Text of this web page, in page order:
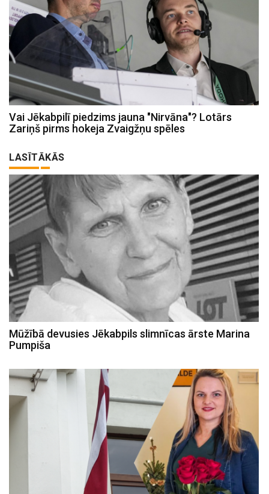
Vai Jēkabpilī piedzims jauna "Nirvāna"? Lotārs
Zariņš pirms hokeja Zvaigžņu spēles
LASĪTĀKĀS
Mūžībā devusies Jēkabpils slimnīcas ārste Marina
Pumpiša